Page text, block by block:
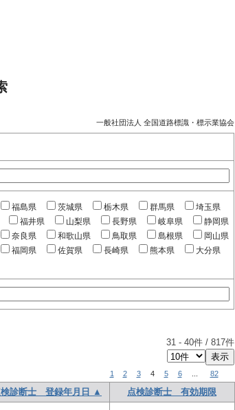
一般社団法人 全国道路標識・標示業協会
福島県 茨城県 栃木県 群馬県
埼玉県
福井県 山梨県 長野県 岐阜県
静岡県
奈良県 和歌山県 鳥取県 島根県
岡山県
福岡県 佐賀県 長崎県 熊本県
大分県
31- 40件 / 817件
1 2 3 4 5 6 82
検診断士 登録年月日 ▲ 点検診断士 有効期限